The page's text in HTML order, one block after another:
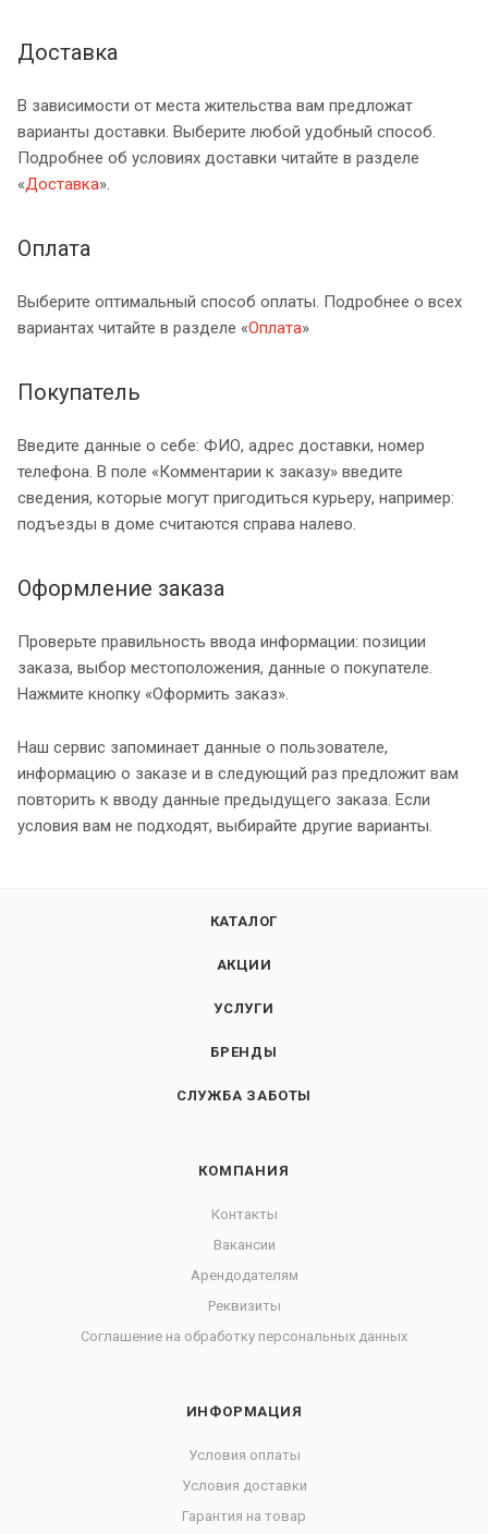
Доставка
В зависимости от места жительства вам предложат
варианты доставки. Выберите любой удобный способ.
Подробнее об условиях доставки читайте в разделе
«Доставка».
Оплата
Выберите оптимальный способ оплаты. Подробнее о всех
вариантах читайте в разделе «Оплата»
Покупатель
Введите данные о себе: ФИО, адрес доставки, номер
телефона. В поле «Комментарии к заказу» введите
сведения, которые могут пригодиться курьеру, например:
подъезды в доме считаются справа налево.
Оформление заказа
Проверьте правильность ввода информации: позиции
заказа, выбор местоположения, данные о покупателе.
Нажмите кнопку «Оформить заказ».
Наш сервис запоминает данные о пользователе,
информацию о заказе и в следующий раз предложит вам
повторить к вводу данные предыдущего заказа. Если
условия вам не подходят, выбирайте другие варианты.
КАТАЛОГ
АКЦИИ
УСЛУГИ
БРЕНДЫ
СЛУЖБА ЗАБОТЫ
КОМПАНИЯ
Контакты
Вакансии
Арендодателям
Реквизиты
Соглашение на обработку персональных данных
ИНФОРМАЦИЯ
Условия оплаты
Условия доставки
Гарантия на товар